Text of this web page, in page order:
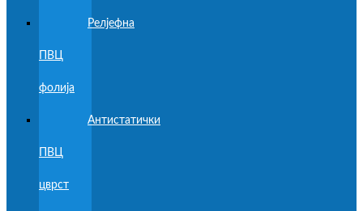
Релјефна
ПВЦ
фолија
Антистатички
ПВЦ
цврст